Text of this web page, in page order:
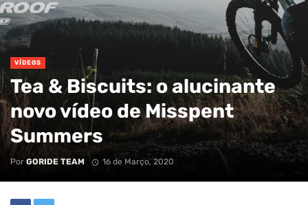
VÍDEOS
Tea & Biscuits: o alucinante
novo vídeo de Misspent
Summers
Por GORIDE TEAM 16 de Março, 2020